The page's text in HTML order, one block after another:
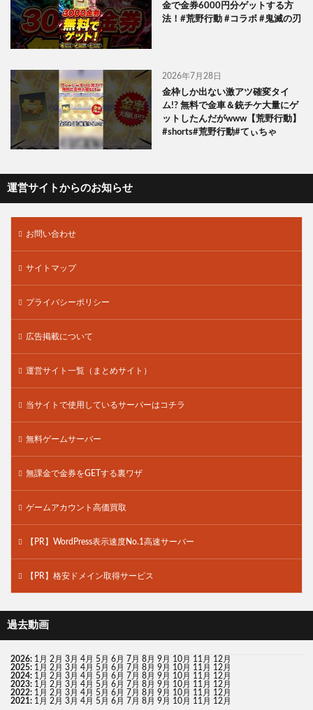
金で金券6000円分ゲットする方
法！#荒野行動 #コラボ #鬼滅の刃
2026年7月28日
金枠しか出ない激アツ確変タイ
ム!? 無料で金車＆銃チケ大量にゲ
ットしたんだがwww【荒野行動】
#shorts#荒野行動#てぃちゃ
運営サイトからのお知らせ
お問い合わせ
サイトマップ
プライバシーポリシー
広告掲載について
運営サイト一覧（まとめサイト）
当サイトで使用しているサーバーはコチラ
無料ゲームサーバー
無課金で金券をGETする裏ワザ
ゲームアカウント高価買取
【PR】WordPress表示速度No.1高速サーバー
【PR】格安ドメイン取得サービス
過去動画
2026: 1月 2月 3月 4月 5月 6月 7月 8月 9月 10月 11月 12月
2025: 1月 2月 3月 4月 5月 6月 7月 8月 9月 10月 11月 12月
2024: 1月 2月 3月 4月 5月 6月 7月 8月 9月 10月 11月 12月
2023: 1月 2月 3月 4月 5月 6月 7月 8月 9月 10月 11月 12月
2022: 1月 2月 3月 4月 5月 6月 7月 8月 9月 10月 11月 12月
2021: 1月 2月 3月 4月 5月 6月 7月 8月 9月 10月 11月 12月